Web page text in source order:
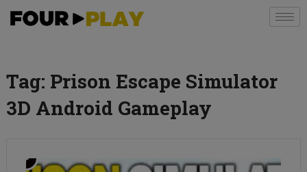
Tag: Prison Escape Simulator
3D Android Gameplay